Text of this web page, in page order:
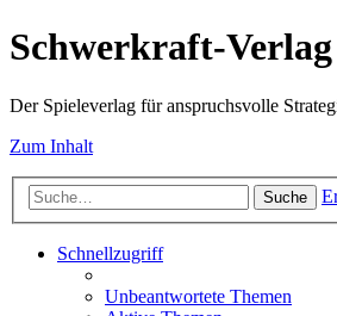
Schwerkraft-Verlag
Der Spieleverlag für anspruchsvolle
Zum Inhalt
Suche
Schnellzugriff
Unbeantwortete Themen